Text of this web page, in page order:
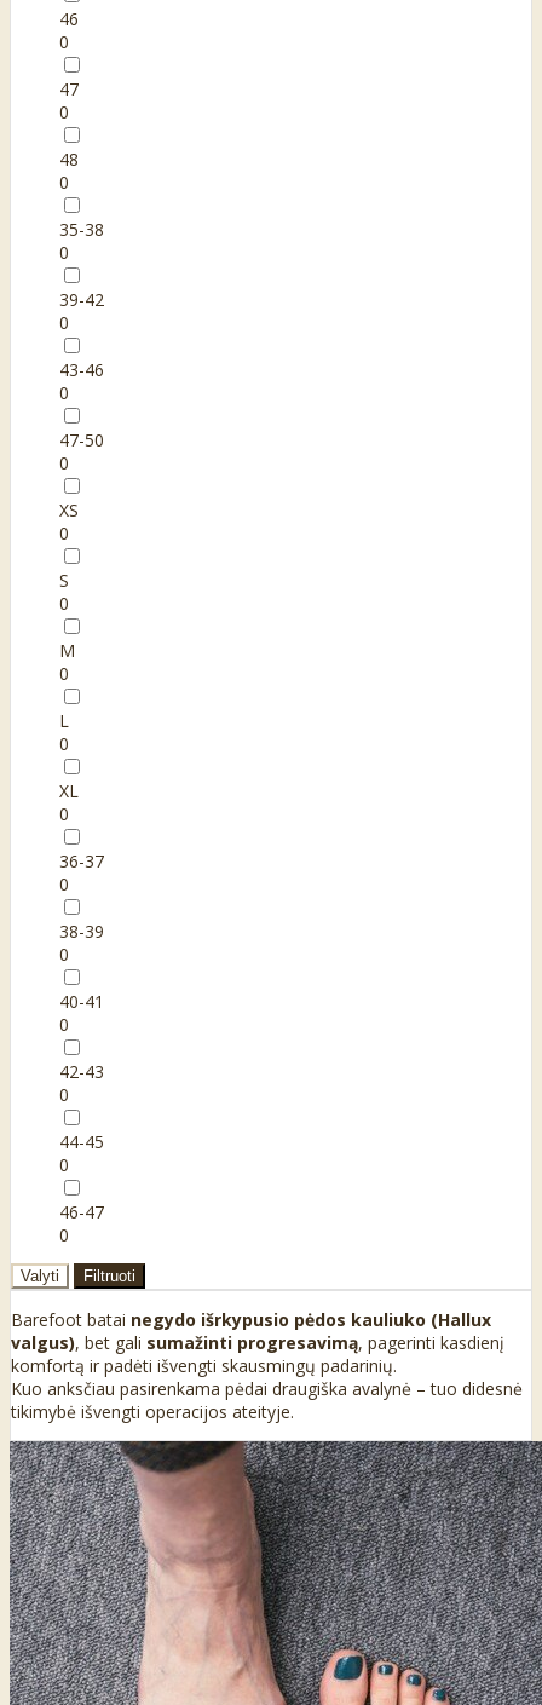
46
0
47
0
48
0
35-38
0
39-42
0
43-46
0
47-50
0
XS
0
S
0
M
0
L
0
XL
0
36-37
0
38-39
0
40-41
0
42-43
0
44-45
0
46-47
0
Valyti Filtruoti
Barefoot batai negydo išrkypusio pėdos kauliuko (Hallux
valgus), bet gali sumažinti progresavimą, pagerinti kasdienį
komfortą ir padėti išvengti skausmingų padarinių.
Kuo anksčiau pasirenkama pėdai draugiška avalynė – tuo didesnė
tikimybė išvengti operacijos ateityje.